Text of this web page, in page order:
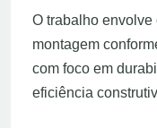
O trabalho
montagem
com foco em
eficiência